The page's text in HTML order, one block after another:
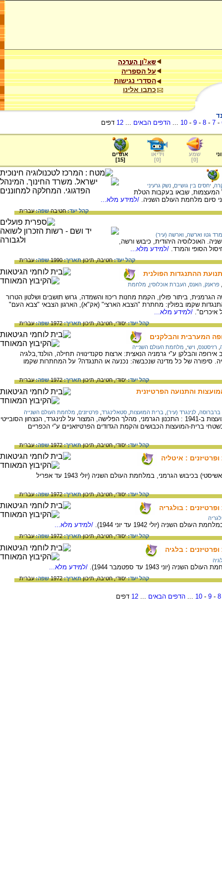
על הספריה
הסדרי נגישות
כתבו אלינו
-
7
-
8
-
9
-
10
...הדפים הבאים ...
12 דפים
שמע
[
0
]
וידיאו
[
0
]
אתרים
[
15
]
יחסים בין גושיים נשק גרעיני
המעצמות, שבאו בעקבות הטלת
סיום מלחמת העולם השניה. /למידע מלא...
קהל יעד:חטיבהשפה:עברית
מרד גטו וארשה וארשה (עיר)
האוכלוסיה היהודית, כיבוש ורשה,
הסופי והמרד. /למידע מלא...
קהל יעד:חטיבה,תיכוןתאריך:1990 שפה:עברית
ההתנגדות הפולנית
פראנק, האנס העברת אוכלוסין מלחמת
ב-1939: מהלך הפלישה הגרמנית, ביתור פולין, הקמת מחנות ריכוז והשמדה, גרוש תושבים ושלטון הטרור
שקמו בפולין: מחתרת "הצבא הארצי" (אק"א), הארגון הצבאי "צבא העם"
איכרים". /למידע מלא...
קהל יעד:יסודי,חטיבה,תיכוןתאריך:1972 שפה:עברית
המערבית והבלקנים
רזיסטנס וישי מלחמת העולם השנייה
והבלקן ע"י גרמניה הנאצית: ארצות סקנדינוויה תחילה, הולנד,בלגיה
סיפורה של כל מדינה שנכבשה: נכנעה או התנגדה? על המחתרות שקמו
קהל יעד:יסודי,חטיבה,תיכוןתאריך:1972 שפה:עברית
והתנועה הפרטיזנית
לנינגרד (עיר) ברית המועצות סטאלינגרד פרטיזנים מלחמת העולם השנייה
"מבצע ברברוסה"- פלישת גרמניה לברית המועצות ב-1941 : התכנון הגרמני, מהלך הפלישה, המצור על לנינגרד, הנצחון הסובייטי
ברית-המועצות הכבושים והקמת הגדודים הפרטיזאניים ע"י הכפריים
קהל יעד:יסודי,חטיבה,תיכוןתאריך:1972 שפה:עברית
: איטליה
ציר זמן למאבק האיטלקים (בסוף המשטר הפאשיסטי) בכיבוש הגרמני, במלחמת העולם השניה (יולי 1943 עד אפריל
קהל יעד:יסודי,חטיבה,תיכוןתאריך:1972 שפה:עברית
: בולגריה
(יולי 1942 עד יוני 1944). /למידע מלא...
קהל יעד:יסודי,חטיבה,תיכוןתאריך:1972 שפה:עברית
: בלגיה
1943 עד ספטמבר 1944). /למידע מלא...
קהל יעד:יסודי,חטיבה,תיכוןתאריך:1972 שפה:עברית
8
-
9
-
10
...הדפים הבאים ...
12 דפים